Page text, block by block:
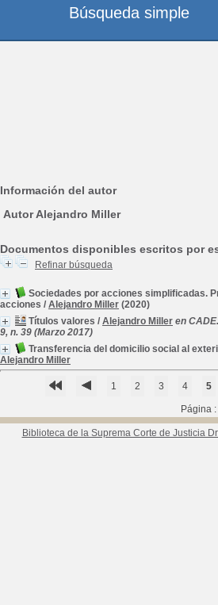
Información del autor
Autor Alejandro Miller
Documentos disponibles escritos por
Refinar búsqueda
Sociedades por acciones simplificadas.
acciones / Alejandro Miller (2020)
Títulos valores / Alejandro Miller en
9, n. 39 (Marzo 2017)
Transferencia del domicilio social al
Alejandro Miller
1 2 3 4 5
Página :
Biblioteca de la Suprema Corte de Justicia
Búsqueda simple